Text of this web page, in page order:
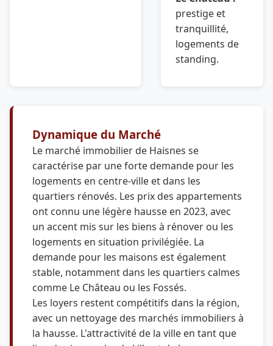
prestige et
tranquillité,
logements de
standing.
Dynamique du Marché
Le marché immobilier de Haisnes se
caractérise par une forte demande pour les
logements en centre-ville et dans les
quartiers rénovés. Les prix des appartements
ont connu une légère hausse en 2023, avec
un accent mis sur les biens à rénover ou les
logements en situation privilégiée. La
demande pour les maisons est également
stable, notamment dans les quartiers calmes
comme Le Château ou les Fossés.
Les loyers restent compétitifs dans la région,
avec un nettoyage des marchés immobiliers à
la hausse. L'attractivité de la ville en tant que